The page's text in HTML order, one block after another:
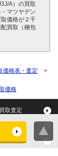
A）の買取
マツヤデン
価格が２千
買取（梱包
価格表・査定
>
価格
取査定
定